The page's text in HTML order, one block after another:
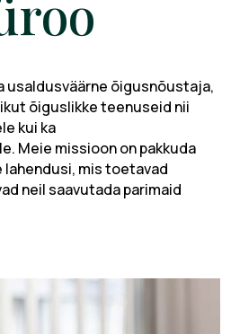
usaldusväärne õigusnõustaja,
õiguslikke teenuseid nii
kui ka
Meie missioon on pakkuda
mis toetavad
neil saavutada parimaid